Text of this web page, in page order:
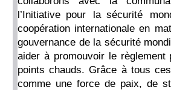
l’Initiative pour la sécurité
coopération internationale en
gouvernance de la sécurité
aider à promouvoir le
points chauds. Grâce à tous
comme une force de paix, de